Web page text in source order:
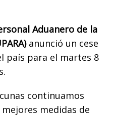
Aduanero de la
anunció un cese
país para el martes 8
continuamos
medidas de